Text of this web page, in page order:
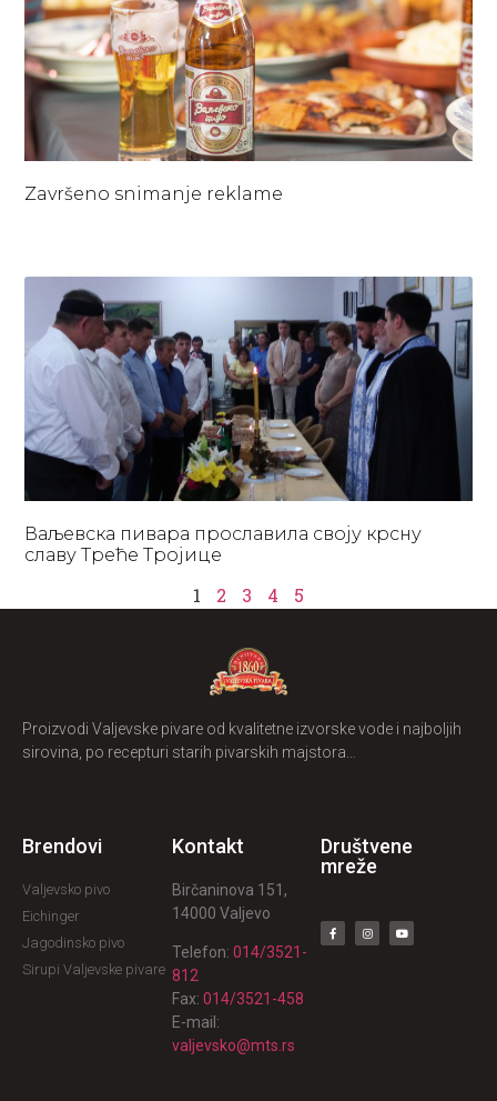
Završeno snimanje reklame
Ваљевска пивара прославила своју крсну
славу Треће Тројице
1 2 3 4 5
Proizvodi Valjevske pivare od kvalitetne izvorske vode i najboljih
sirovina, po recepturi starih pivarskih majstora…
Brendovi
Valjevsko pivo
Eichinger
Jagodinsko pivo
Sirupi Valjevske pivare
Kontakt
Birčaninova 151,
14000 Valjevo
Telefon: 014/3521-
812
Fax: 014/3521-458
E-mail:
valjevsko@mts.rs
Društvene
mreže